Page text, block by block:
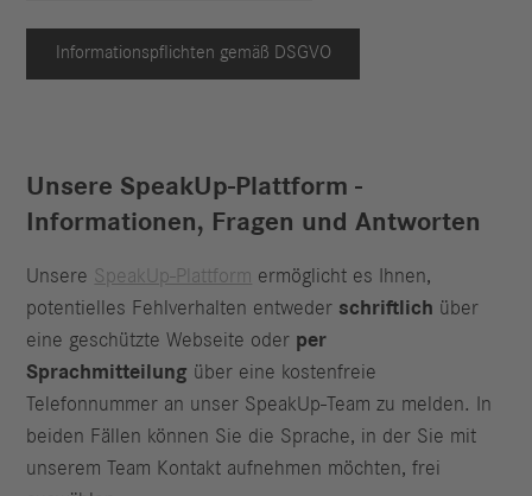
Informationspflichten gemäß DSGVO
Unsere SpeakUp-Plattform -
Informationen, Fragen und Antworten
Unsere SpeakUp-Plattform ermöglicht es Ihnen,
potentielles Fehlverhalten entweder schriftlich über
eine geschützte Webseite oder per
Sprachmitteilung über eine kostenfreie
Telefonnummer an unser SpeakUp-Team zu melden. In
beiden Fällen können Sie die Sprache, in der Sie mit
unserem Team Kontakt aufnehmen möchten, frei